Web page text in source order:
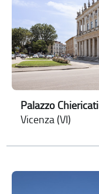
Palazzo Chiericati
Vicenza (VI)